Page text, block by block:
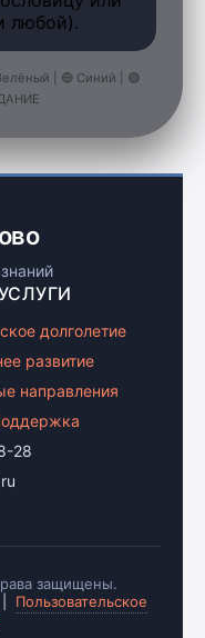
любой).
| 🔵 Синий | 🟣
долголетие
развитие
направления
28
защищены.
Пользовательское